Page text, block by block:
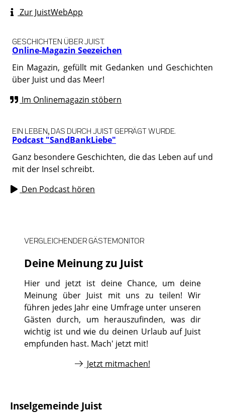
Zur JuistWebApp
Online-Magazin Seezeichen
GESCHICHTEN ÜBER JUIST.
Ein Magazin, gefüllt mit Gedanken und Geschichten
über Juist und das Meer!
Im Onlinemagazin stöbern
Podcast "SandBankLiebe"
EIN LEBEN, DAS DURCH JUIST GEPRÄGT WURDE.
Ganz besondere Geschichten, die das Leben auf und
mit der Insel schreibt.
Den Podcast hören
Deine Meinung zu Juist
VERGLEICHENDER GÄSTEMONITOR
Hier und jetzt ist deine Chance, um deine
Meinung über Juist mit uns zu teilen! Wir
führen jedes Jahr eine Umfrage unter unseren
Gästen durch, um herauszufinden, was dir
wichtig ist und wie du deinen Urlaub auf Juist
empfunden hast. Mach' jetzt mit!
Jetzt mitmachen!
Inselgemeinde Juist